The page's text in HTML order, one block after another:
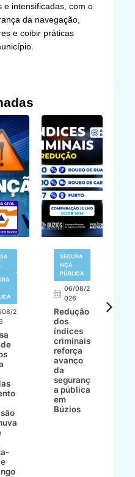
e intensificadas, com o
da navegação,
e coibir práticas
08/2
SEGURA
NÇA
PÚBLICA
06/08/2
026
Redução
dos
índices
criminais
reforça
avanço
da
seguranç
a pública
em
Búzios